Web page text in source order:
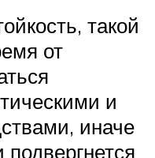
такой
от
и
иначе
подвергнется